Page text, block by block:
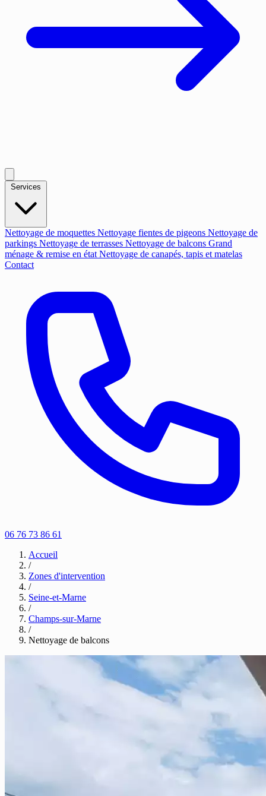
Nettoyage de moquettes Nettoyage fientes de pigeons Nettoyage de
parkings Nettoyage de terrasses Nettoyage de balcons Grand
ménage & remise en état Nettoyage de canapés, tapis et matelas
Contact
06 76 73 86 61
Accueil
/
Zones d'intervention
/
Seine-et-Marne
/
Champs-sur-Marne
/
Nettoyage de balcons